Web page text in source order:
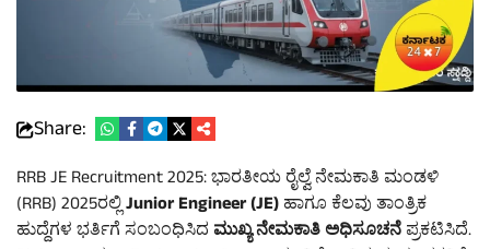
Share:
RRB JE Recruitment 2025: ಭಾರತೀಯ ರೈಲ್ವೆ ನೇಮಕಾತಿ ಮಂಡಳಿ
(RRB) 2025ರಲ್ಲಿJunior Engineer (JE)ಹಾಗೂ ಕೆಲವು ತಾಂತ್ರಿಕ
ಹುದ್ದೆಗಳ ಭರ್ತಿಗೆ ಸಂಬಂಧಿಸಿದ ಮುಖ್ಯ ನೇಮಕಾತಿ ಅಧಿಸೂಚನೆಪ್ರಕಟಿಸಿದೆ.